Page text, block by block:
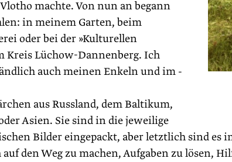
machte. Von nun an begann
in meinem Garten, beim
oder bei der »Kulturellen
Kreis Lüchow-Dannenberg. Ich
auch meinen Enkeln und im
aus Russland, dem Balti­kum,
Asien. Sie sind in die ­jeweilige
Bilder eingepackt, aber letztlich sind es
den Weg zu machen, Aufgaben zu lösen,